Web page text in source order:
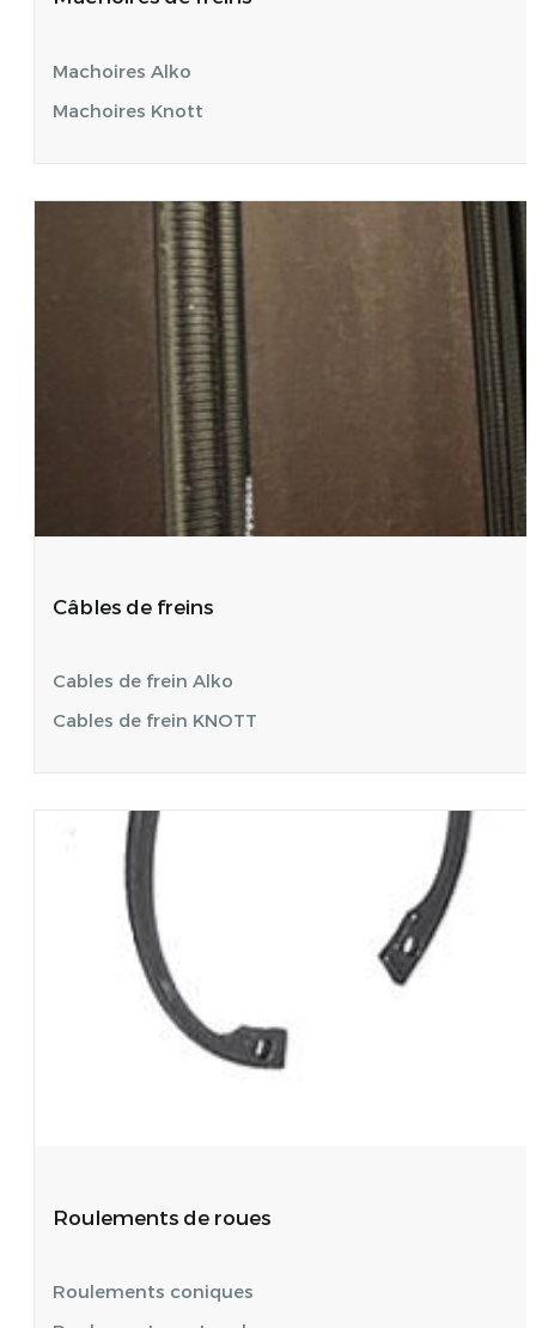
Machoires Alko
Machoires Knott
Câbles de freins
Cables de frein Alko
Cables de frein KNOTT
Roulements de roues
Roulements coniques